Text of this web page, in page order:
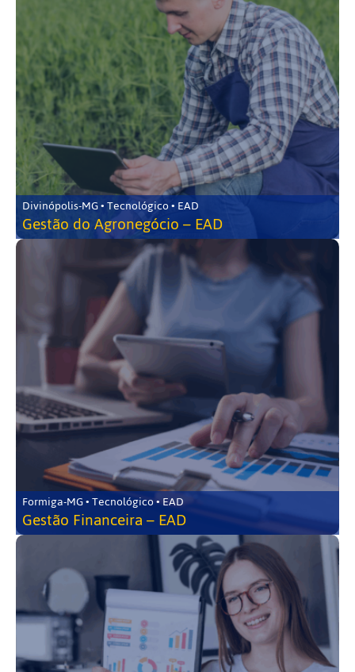
Divinópolis-MG • Tecnológico • EAD
Gestão do Agronegócio – EAD
Formiga-MG • Tecnológico • EAD
Gestão Financeira – EAD